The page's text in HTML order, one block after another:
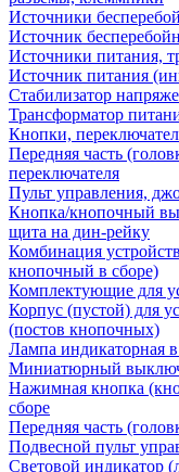
Источники
Источник
Источники питания,
Источник питания
Стабилизатор
Трансформатор
Кнопки,
Передняя часть
переключателя
Пульт управления,
Кнопка/кнопочный
щита на дин-рейку
Комбинация
кнопочный в сборе)
Комплектующие для
Корпус (пустой) для
(постов кнопочных)
Лампа индикаторная
Миниатюрный
Нажимная кнопка
сборе
Передняя часть
Подвесной пульт
Световой индикатор